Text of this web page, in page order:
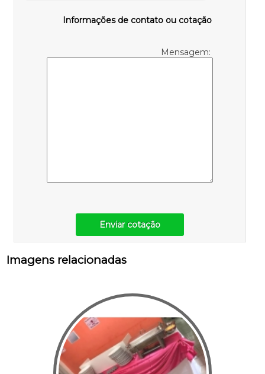
Informações de contato ou cotação
Mensagem:
Enviar cotação
Imagens relacionadas